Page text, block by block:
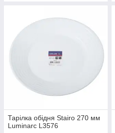
Тарілка обідня Stairo 270 мм
Luminarc L3576